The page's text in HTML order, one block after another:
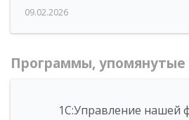
09.02.2026
Программы, упомянутые
1С:Управление нашей